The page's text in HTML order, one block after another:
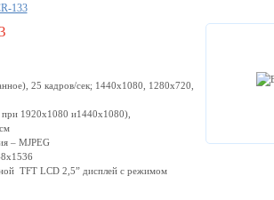
133
25 кадров/сек; 1440х1080, 1280x720,
и1440х1080),
MJPEG
LCD 2,5” дисплей с режимом